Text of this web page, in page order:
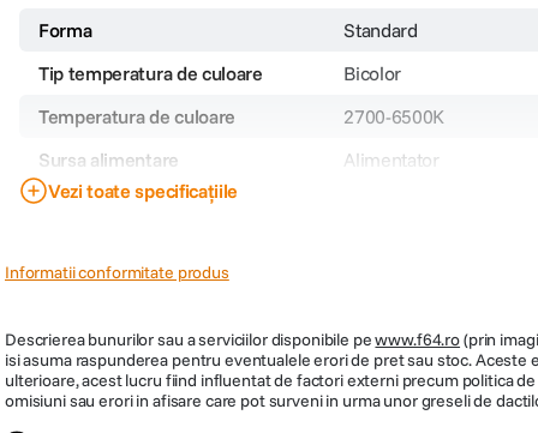
Forma
Standard
Tip temperatura de culoare
Bicolor
Temperatura de culoare
2700-6500K
Sursa alimentare
Alimentator
CRI
PRP
3049
Vezi toate specificațiile
Informatii conformitate produs
Descrierea bunurilor sau a serviciilor disponibile pewww.f64.ro(prin
isi asuma raspunderea pentru eventualele erori de pret sau stoc.
ulterioare, acest lucru fiind influentat de factori externi precum politica
omisiuni sau erori in afisare care pot surveni in urma unor greseli de